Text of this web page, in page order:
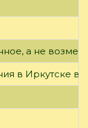
а не
в Иркутске в